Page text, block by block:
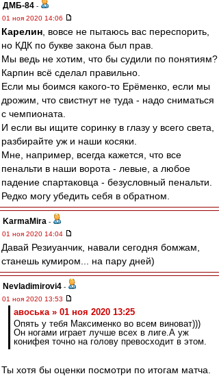
ДМБ-84 -
01 ноя 2020 14:06
Карелин , вовсе не пытаюсь вас переспорить,
но КДК по букве закона был прав.
Мы ведь не хотим, что бы судили по понятиям?
Карпин всё сделал правильно.
Если мы боимся какого-то Ерёменко, если мы
дрожим, что свистнут не туда - надо сниматься
с чемпионата.
И если вы ищите соринку в глазу у всего света,
разбирайте уж и наши косяки.
Мне, например, всегда кажется, что все
пенальти в наши ворота - левые, а любое
падение спартаковца - безусловный пенальти.
Редко могу убедить себя в обратном.
KarmaMira -
01 ноя 2020 14:04
Давай Резиуанчик, навали сегодня бомжам,
станешь кумиром... на пару дней)
Nevladimirovi4 -
01 ноя 2020 13:53
авоська » 01 ноя 2020 13:25
Опять у тебя Максименко во всем виноват)))
Он ногами играет лучше всех в лиге.А уж
конифея точно на голову превосходит в этом.
Ты хотя бы оценки посмотри по итогам матча.